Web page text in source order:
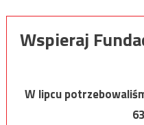
Wspieraj
W lipcu